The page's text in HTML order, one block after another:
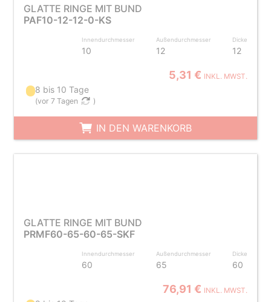
GLATTE RINGE MIT BUND
PAF10-12-12-0-KS
Innendurchmesser
10
Außendurchmesser
12
Dicke
12
5,31 € INKL. MWST.
8 bis 10 Tage
(vor 7 Tagen )
IN DEN WARENKORB
GLATTE RINGE MIT BUND
PRMF60-65-60-65-SKF
Innendurchmesser
60
Außendurchmesser
65
Dicke
60
76,91 € INKL. MWST.